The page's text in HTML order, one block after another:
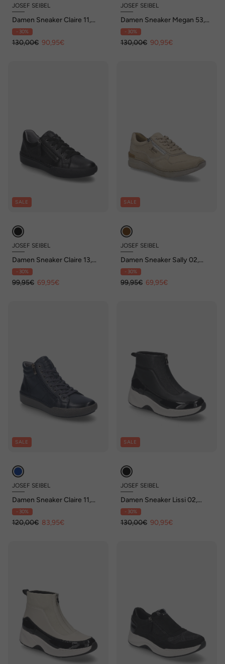
JOSEF SEIBEL
Damen Sneaker Claire 11,
camel
- 30%
130,00€ 90,95€
JOSEF SEIBEL
Damen Sneaker Megan 53,
schwarz
- 30%
130,00€ 90,95€
SALE
JOSEF SEIBEL
Damen Sneaker Claire 13,
black-black
- 30%
99,95€ 69,95€
SALE
JOSEF SEIBEL
Damen Sneaker Sally 02,
beige
- 30%
99,95€ 69,95€
SALE
JOSEF SEIBEL
Damen Sneaker Claire 11,
indigo
- 30%
120,00€ 83,95€
SALE
JOSEF SEIBEL
Damen Sneaker Lissi 02,
schwarz
- 30%
130,00€ 90,95€